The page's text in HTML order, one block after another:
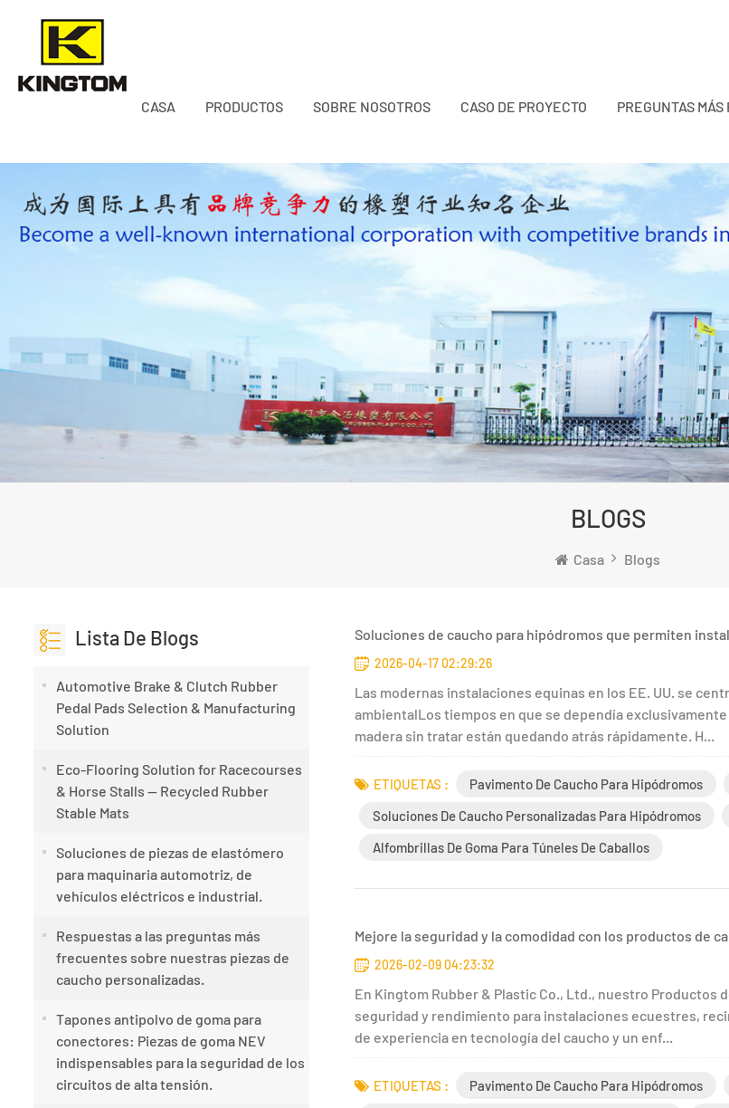
CASA PRODUCTOS SOBRE NOSOTROS CASO DE PROYECTO PREGUNTAS
BLOGS
Casa Blogs
Lista De Blogs
Automotive Brake & Clutch Rubber
Pedal Pads Selection & Manufacturing
Solution
Eco-Flooring Solution for Racecourses
& Horse Stalls — Recycled Rubber
Stable Mats
Soluciones de piezas de elastómero
para maquinaria automotriz, de
vehículos eléctricos e industrial.
Respuestas a las preguntas más
frecuentes sobre nuestras piezas de
caucho personalizadas.
Tapones antipolvo de goma para
conectores: Piezas de goma NEV
indispensables para la seguridad de los
circuitos de alta tensión.
Soluciones de caucho para hipódromos que permiten
2026-04-17 02:29:26
Las modernas instalaciones equinas en los EE. UU. se
ambientalLos tiempos en que se dependía
madera sin tratar están quedando atrás rápidamente. H...
ETIQUETAS : Pavimento De Caucho Para Hipódromos
Soluciones De Caucho Personalizadas Para Hipódromos
Alfombrillas De Goma Para Túneles De Caballos
Mejore la seguridad y la comodidad con los productos de
2026-02-09 04:23:32
En Kingtom Rubber & Plastic Co., Ltd., nuestro Productos
seguridad y rendimiento para instalaciones ecuestres,
de experiencia en tecnología del caucho y un enf...
ETIQUETAS : Pavimento De Caucho Para Hipódromos